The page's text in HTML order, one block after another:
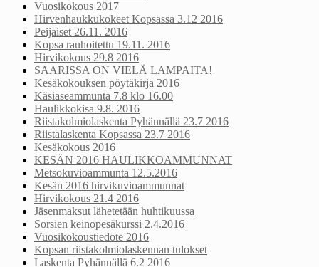
Vuosikokous 2017
Hirvenhaukkukokeet Kopsassa 3.12 2016
Peijaiset 26.11. 2016
Kopsa rauhoitettu 19.11. 2016
Hirvikokous 29.8 2016
SAARISSA ON VIELÄ LAMPAITA!
Kesäkokouksen pöytäkirja 2016
Käsiaseammunta 7.8 klo 16.00
Haulikkokisa 9.8. 2016
Riistakolmiolaskenta Pyhännällä 23.7 2016
Riistalaskenta Kopsassa 23.7 2016
Kesäkokous 2016
KESÄN 2016 HAULIKKOAMMUNNAT
Metsokuvioammunta 12.5.2016
Kesän 2016 hirvikuvioammunnat
Hirvikokous 21.4 2016
Jäsenmaksut lähetetään huhtikuussa
Sorsien keinopesäkurssi 2.4.2016
Vuosikokoustiedote 2016
Kopsan riistakolmiolaskennan tulokset
Laskenta Pyhännällä 6.2 2016